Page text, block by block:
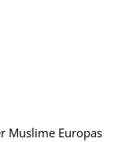
Muslime Europas